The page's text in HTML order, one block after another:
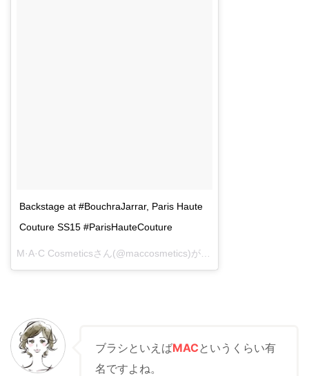
Backstage at #BouchraJarrar, Paris Haute
Couture SS15 #ParisHauteCouture
ブラシといえばMAC というくらい有
名ですよね。